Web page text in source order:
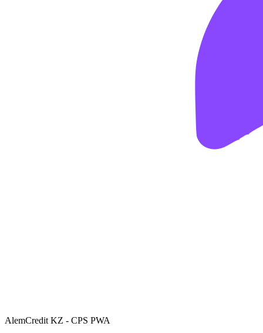
AlemCredit KZ - CPS PWA